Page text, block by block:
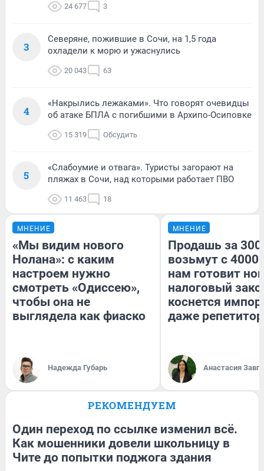
24 677 3
3
Северяне, пожившие в Сочи, на 1,5 года
охладели к морю и ужаснулись
20 043 63
4
«Накрылись лежаками». Что говорят очевидцы
об атаке БПЛА с погибшими в Архипо-Осиповке
15 319 Обсудить
5
«Слабоумие и отвага». Туристы загорают на
пляжах в Сочи, над которыми работает ПВО
11 463 18
МНЕНИЕ
«Мы видим нового
Нолана»: с каким
настроем нужно
смотреть «Одиссею»,
чтобы она не
выглядела как фиаско
Надежда Губарь
МНЕНИЕ
Продашь за
возьмут с
нам готовит
налоговый
коснется
даже
Анастасия
РЕКОМЕНДУЕМ
Один переход по ссылке изменил всё.
Как мошенники довели школьницу в
Чите до попытки поджога здания